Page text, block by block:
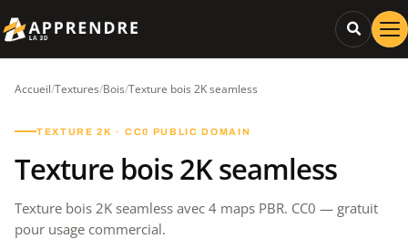
Accueil/Textures/Bois/Texture bois 2K seamless
TEXTURE 2K · CC0 PUBLIC DOMAIN
Texture bois 2K seamless
Texture bois 2K seamless avec 4 maps PBR. CC0 — gratuit
pour usage commercial.